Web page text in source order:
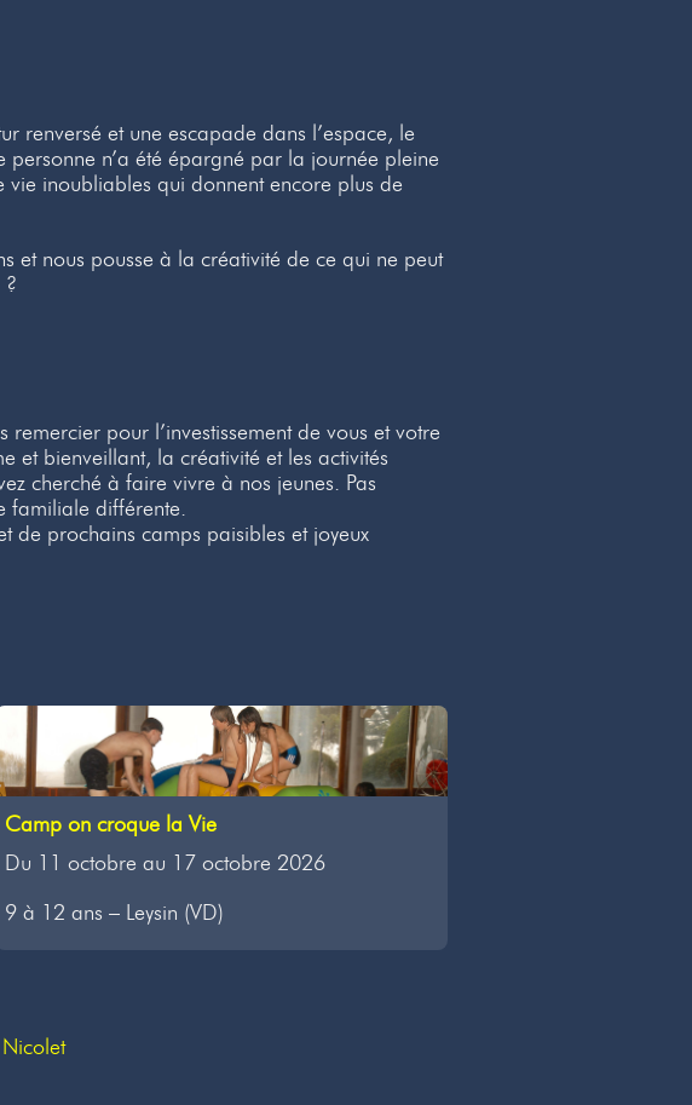
renversé et une escapade dans l’espace, le
personne n’a été épargné par la journée pleine
inoubliables qui donnent encore plus de
et nous pousse à la créativité de ce qui ne peut
?
pour l’investissement de vous et votre
et bienveillant, la créativité et les activités
cherché à faire vivre à nos jeunes. Pas
familiale différente.
de prochains camps paisibles et joyeux
Camp on croque la Vie
Du 11 octobre au 17 octobre 2026
9 à 12 ans – Leysin (VD)